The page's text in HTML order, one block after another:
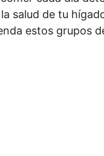
salud de tu
estos grupos